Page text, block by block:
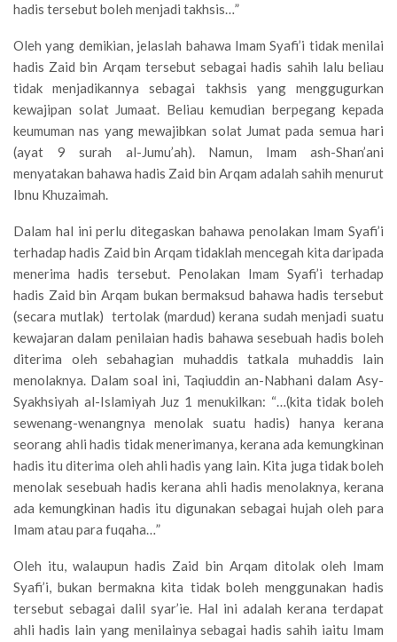
hadis tersebut boleh menjadi takhsis…”
Oleh yang demikian, jelaslah bahawa Imam Syafi’i tidak menilai
hadis Zaid bin Arqam tersebut sebagai hadis sahih lalu beliau
tidak menjadikannya sebagai takhsis yang menggugurkan
kewajipan solat Jumaat. Beliau kemudian berpegang kepada
keumuman nas yang mewajibkan solat Jumat pada semua hari
(ayat 9 surah al-Jumu’ah). Namun, Imam ash-Shan’ani
menyatakan bahawa hadis Zaid bin Arqam adalah sahih menurut
Ibnu Khuzaimah.
Dalam hal ini perlu ditegaskan bahawa penolakan Imam Syafi’i
terhadap hadis Zaid bin Arqam tidaklah mencegah kita daripada
menerima hadis tersebut. Penolakan Imam Syafi’i terhadap
hadis Zaid bin Arqam bukan bermaksud bahawa hadis tersebut
(secara mutlak) tertolak (mardud) kerana sudah menjadi suatu
kewajaran dalam penilaian hadis bahawa sesebuah hadis boleh
diterima oleh sebahagian muhaddis tatkala muhaddis lain
menolaknya. Dalam soal ini, Taqiuddin an-Nabhani dalam Asy-
Syakhsiyah al-Islamiyah Juz 1 menukilkan: “…(kita tidak boleh
sewenang-wenangnya menolak suatu hadis) hanya kerana
seorang ahli hadis tidak menerimanya, kerana ada kemungkinan
hadis itu diterima oleh ahli hadis yang lain. Kita juga tidak boleh
menolak sesebuah hadis kerana ahli hadis menolaknya, kerana
ada kemungkinan hadis itu digunakan sebagai hujah oleh para
Imam atau para fuqaha…”
Oleh itu, walaupun hadis Zaid bin Arqam ditolak oleh Imam
Syafi’i, bukan bermakna kita tidak boleh menggunakan hadis
tersebut sebagai dalil syar’ie. Hal ini adalah kerana terdapat
ahli hadis lain yang menilainya sebagai hadis sahih iaitu Imam